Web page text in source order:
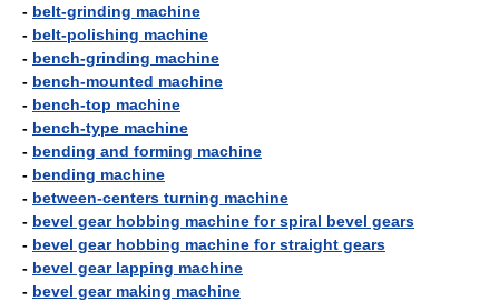
- belt-grinding machine
- belt-polishing machine
- bench-grinding machine
- bench-mounted machine
- bench-top machine
- bench-type machine
- bending and forming machine
- bending machine
- between-centers turning machine
- bevel gear hobbing machine for spiral bevel gears
- bevel gear hobbing machine for straight gears
- bevel gear lapping machine
- bevel gear making machine